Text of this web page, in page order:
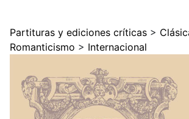
Partituras y ediciones críticas >
Romanticismo > Internacional